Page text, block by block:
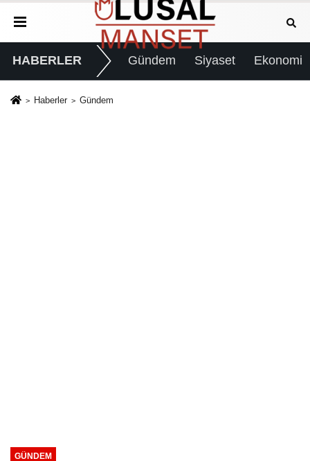
HABERLER Gündem Siyaset Ekonomi
Haberler Gündem
GÜNDEM